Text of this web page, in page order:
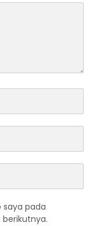
saya pada